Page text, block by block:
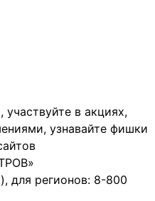
участвуйте в акциях,
узнавайте фишки
для регионов: 8-800